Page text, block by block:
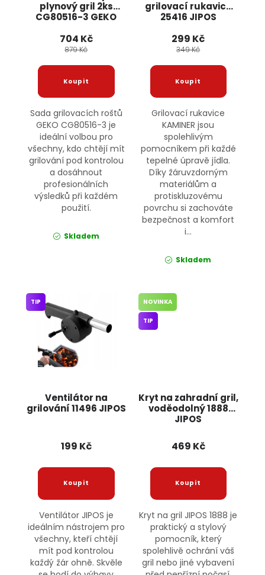
plynový gril 2ks
CG80516-3 GEKO
704 Kč
879 Kč
Sada grilovacích roštů
GEKO CG80516-3 je
ideální volbou pro
všechny, kdo chtějí mít
grilování pod kontrolou
a dosáhnout
profesionálních
výsledků při každém
použití.
Skladem
grilovací rukavice
25416 JIPOS
299 Kč
349 Kč
Grilovací rukavice
KAMINER jsou
spolehlivým
pomocníkem při každé
tepelné úpravě jídla.
Díky žáruvzdorným
materiálům a
protiskluzovému
povrchu si zachováte
bezpečnost a komfort
i...
Skladem
Ventilátor na
grilování 11496 JIPOS
TIP
199 Kč
Ventilátor JIPOS je
ideálním nástrojem pro
všechny, kteří chtějí
mít pod kontrolou
každý žár ohně. Skvěle
Kryt na zahradní gril,
voděodolný 1888
JIPOS
NOVINKA
TIP
469 Kč
Kryt na gril JIPOS 1888 je
praktický a stylový
pomocník, který
spolehlivě ochrání váš
gril nebo jiné vybavení